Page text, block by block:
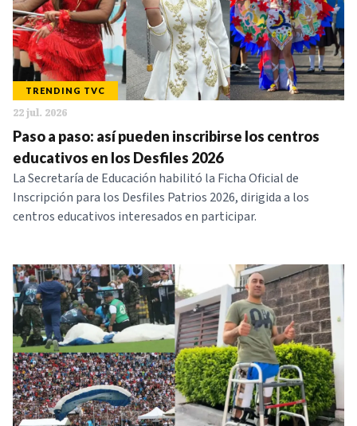
IR
NOTICIAS
SERIES
TRENDING TVC
22 jul. 2026
Paso a paso: así pueden inscribirse los centros
educativos en los Desfiles 2026
La Secretaría de Educación habilitó la Ficha Oficial de
Inscripción para los Desfiles Patrios 2026, dirigida a los
centros educativos interesados en participar.